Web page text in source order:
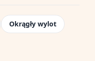
Okrągły wylot